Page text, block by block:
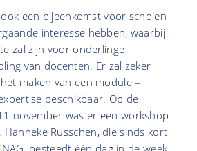
een bijeenkomst voor scholen
interesse hebben, waarbij
zal zijn voor onderlinge
van docenten. Er zal zeker
maken van een module –
beschikbaar. Op de
november was er een workshop
Hanneke Russchen, die sinds kort